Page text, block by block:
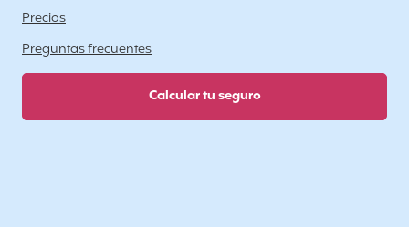
Precios
Preguntas frecuentes
Calcular tu seguro